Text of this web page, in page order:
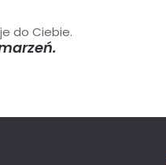
do Ciebie.